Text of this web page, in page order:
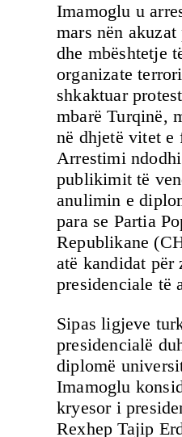
Imamoglu u
mars nën
dhe mbështetje
organizate
shkaktuar
mbarë Turqinë,
në dhjetë vitet e
Arrestimi
publikimit të
anulimin e
para se Partia
Republikane
atë kandidat për
presidenciale të
Sipas ligjeve
presidencialë
diplomë
Imamoglu
kryesor i
Rexhep Tajip